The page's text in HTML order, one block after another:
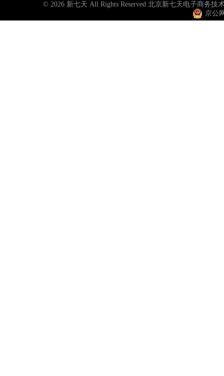
© 2026 新七天 All Rights Reserved 北京新七天电子商务
京公